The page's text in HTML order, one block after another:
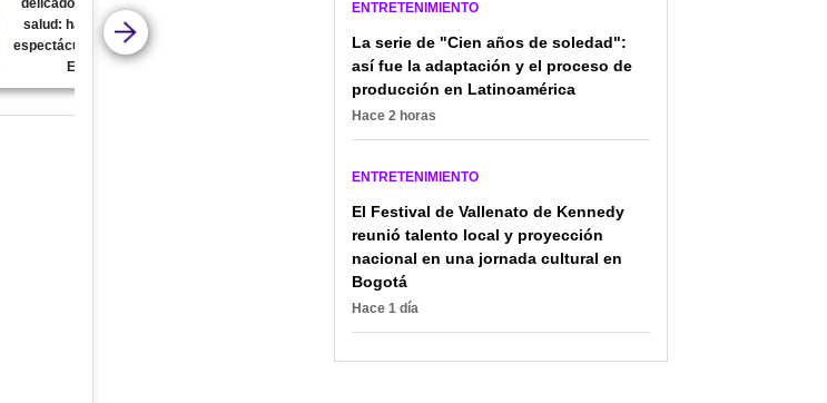
salud: hasta canceló
espectáculos de gira en
Europa
marcó vidas y
transformó el hip hop
ENTRETENIMIENTO
La serie de "Cien años de soledad":
así fue la adaptación y el proceso de
producción en Latinoamérica
Hace 2 horas
ENTRETENIMIENTO
El Festival de Vallenato de Kennedy
reunió talento local y proyección
nacional en una jornada cultural en
Bogotá
Hace 1 día